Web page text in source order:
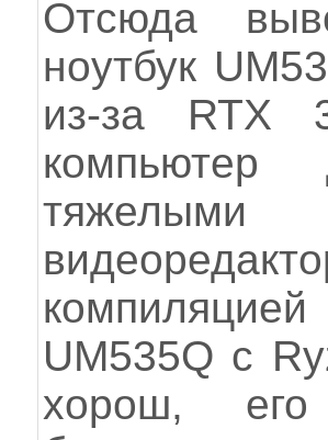
Отсюда
ноутбук
из-за RTX
тяжелыми
UM535Q с
хорош, его